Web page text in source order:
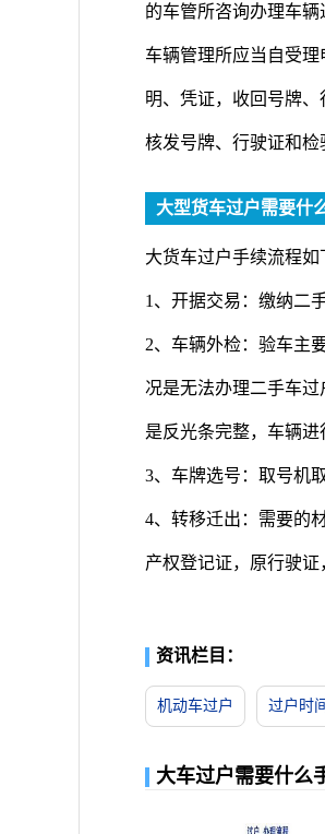
的车管所咨询办理车辆
车辆管理所应当自受
明、凭证，收回号牌
核发号牌、行驶证和检
大型货车过户需要什
大货车过户手续流程如
1、开据交易：缴纳二
2、车辆外检：验车主
况是无法办理二手车
是反光条完整，车辆进
3、车牌选号：取号机
4、转移迁出：需要的
产权登记证，原行驶证
资讯栏目：
机动车过户 过户时间
大车过户需要什么